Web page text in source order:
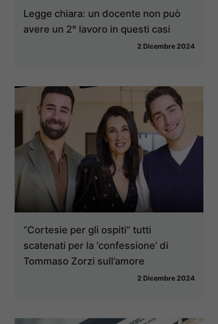
Legge chiara: un docente non può
avere un 2° lavoro in questi casi
2 Dicembre 2024
“Cortesie per gli ospiti” tutti
scatenati per la ‘confessione’ di
Tommaso Zorzi sull’amore
2 Dicembre 2024